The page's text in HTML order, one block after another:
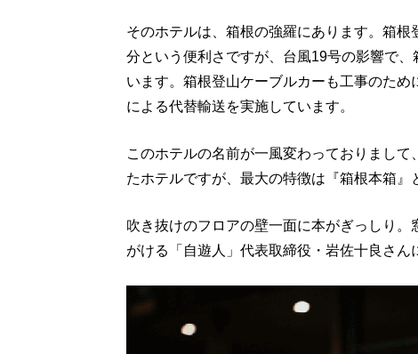
そのホテルは、箱根の強羅にあります。箱
分という便利さですが、台風19号の影響で
います。箱根登山ケーブルカーも工事のた
による代替輸送を実施しています。
このホテルの名前が一風変わっておりまし
たホテルですが、最大の特徴は『箱根本箱』
吹き抜けのフロアの壁一面に本がぎっしり
がける「自遊人」代表取締役・岩佐十良さん